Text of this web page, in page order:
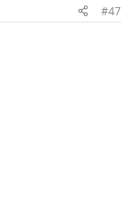
#47